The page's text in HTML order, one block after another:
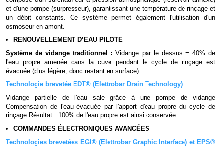
et d'une pompe (surpresseur), garantissant une température de rinçage et
un débit constants. Ce système permet également l'utilisation d'un
osmoseur en amont.
RENOUVELLEMENT D’EAU PILOTÉ
Système de vidange traditionnel : Vidange par le dessus = 40% de
l'eau propre amenée dans la cuve pendant le cycle de rinçage est
évacuée (plus légère, donc restant en surface)
Technologie brevetée EDT® (Elettrobar Drain Technology)
Vidange partielle de l'eau sale grâce à une pompe de vidange
Compensation de l'eau évacuée par l'apport d'eau propre du cycle de
rinçage Résultat : 100% de l'eau propre est ainsi conservée.
COMMANDES ÉLECTRONIQUES AVANCÉES
Technologies brevetées EGI® (Elettrobar Graphic Interface) et EPS®